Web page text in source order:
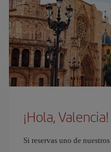
¡Hola, Valencia!
Si reservas uno de nuestros